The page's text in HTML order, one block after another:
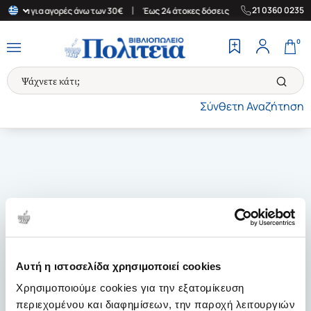
Αυτή η ιστοσελίδα χρησιμοποιεί cookies
Χρησιμοποιούμε cookies για την εξατομίκευση
περιεχομένου και διαφημίσεων, την παροχή λειτουργιών
για αγορές άνω των 30€ Έως 24 άτοκες δόσεις | Δωρεάν
21 0360 0235
Σύνθετη Αναζήτηση
0